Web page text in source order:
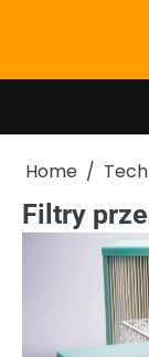
Home
Filtry